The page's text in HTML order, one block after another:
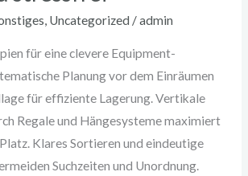
, Uncategorized /admin
für eine clevere Equipment-
Planung vor dem Einräumen
für effiziente Lagerung. Vertikale
Regale und Hängesysteme maximiert
Klares Sortieren und eindeutige
Suchzeiten und Unordnung.